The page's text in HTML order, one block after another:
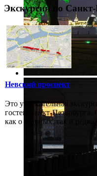
Экскурсии по Санкт-
Невский проспект
Это увлекательная
гостей Санкт-Петербурга.
как о главных, так и